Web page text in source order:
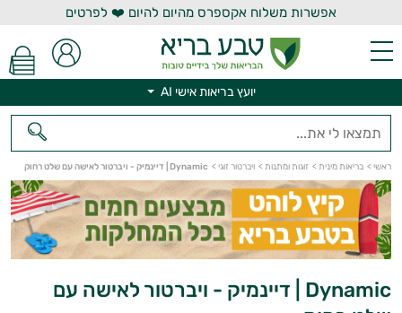
אפשרות משלוח אקספרס מהיום להיום ❤️ לפרטים
יועץ בריאות אישי AI
ראשי > בריאות מינית > זוגות ומתנות > ויברטור זוגי > Dynamic | דיינמיק - ויברטור לאישה עם שלט רחוק
Dynamic | דיינמיק - ויברטור לאישה עם